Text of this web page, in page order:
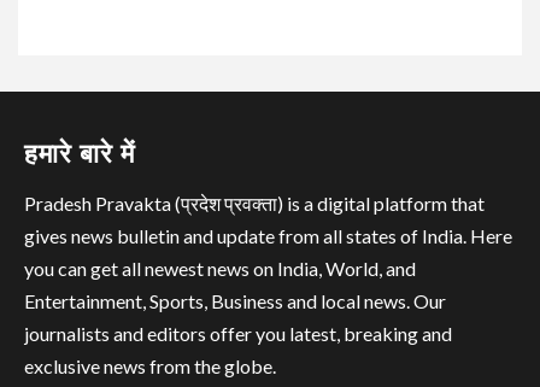
हमारे बारे में
Pradesh Pravakta (प्रदेश प्रवक्ता) is a digital platform that
gives news bulletin and update from all states of India. Here
you can get all newest news on India, World, and
Entertainment, Sports, Business and local news. Our
journalists and editors offer you latest, breaking and
exclusive news from the globe.